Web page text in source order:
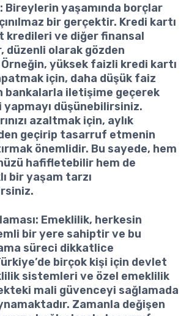
: Bireylerin yaşamında borçlar
bir gerçektir. Kredi kartı
kredileri ve diğer finansal
düzenli olarak gözden
yüksek faizli kredi kartı
için, daha düşük faiz
bankalarla iletişime geçerek
düşünebilirsiniz.
azaltmak için, aylık
geçirip tasarruf etmenin
önemlidir. Bu sayede, hem
hafifletebilir hem de
bir yaşam tarzı
: Emeklilik, herkesin
bir yere sahiptir ve bu
süreci dikkatlice
birçok kişi için devlet
sistemleri ve özel emeklilik
mali güvenceyi sağlamada
Zamanla değişen